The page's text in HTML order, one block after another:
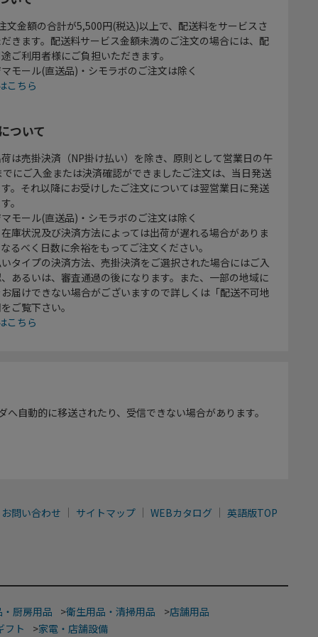
文金額の合計が5,500円(税込)以上で、配送料をサービスさ
きます。配送料サービス金額未満のご注文の場合には、配
ご利用者様にご負担いただきます。
モール(直送品)・シモラボのご注文は除く
こちら
ついて
は売掛決済（NP掛け払い）を除き、原則として営業日の午
にご入金または決済確認ができましたご注文は、当日発送
。それ以降にお受けしたご注文については翌営業日に発送
。
モール(直送品)・シモラボのご注文は除く
庫状況及び決済方法によっては出荷が遅れる場合がありま
るべく日数に余裕をもってご注文ください。
タイプの決済方法、売掛決済をご選択された場合にはご入
あるいは、審査通過の後になります。また、一部の地域に
届けできない場合がございますので詳しくは「配送不可地
ご覧下さい。
こちら
自動的に移送されたり、受信できない場合があります。
お問い合わせ サイトマップ WEBカタログ 英語版TOP
厨房用品 >衛生用品・清掃用品 >店舗用品
フト
>家電・店舗設備